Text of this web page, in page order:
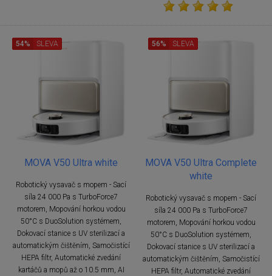
MOVA V50 Ultra white
Robotický vysavač s mopem - Sací
síla 24 000 Pa s TurboForce7
motorem, Mopování horkou vodou
50°C s DuoSolution systémem,
Dokovací stanice s UV sterilizací a
automatickým čištěním, Samočistící
HEPA filtr, Automatické zvedání
kartáčů a mopů až o 10.5 mm, AI
54% SLEVA
MOVA V50 Ultra Complete
white
Robotický vysavač s mopem - Sací
síla 24 000 Pa s TurboForce7
motorem, Mopování horkou vodou
50°C s DuoSolution systémem,
Dokovací stanice s UV sterilizací a
automatickým čištěním, Samočistící
HEPA filtr, Automatické zvedání
56% SLEVA